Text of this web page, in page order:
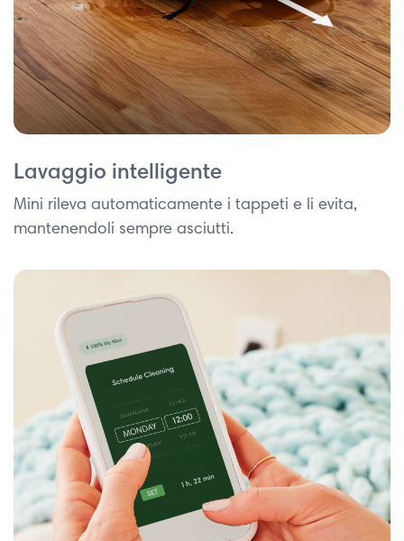
Lavaggio intelligente
Mini rileva automaticamente i tappeti e li evita,
mantenendoli sempre asciutti.